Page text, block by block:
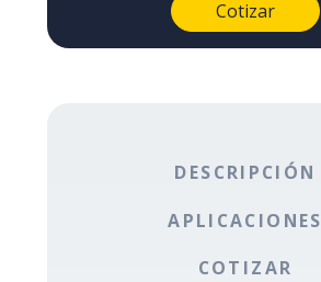
DESCRIPCIÓN
APLICACIONES
COTIZAR